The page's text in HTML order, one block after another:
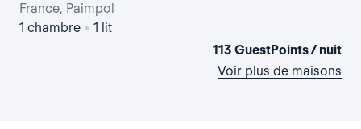
France, Paimpol
1 chambre • 1 lit
113 GuestPoints / nuit
Voir plus de maisons